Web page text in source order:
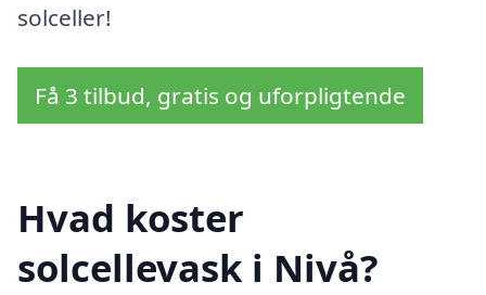
solceller!
Få 3 tilbud, gratis og uforpligtende
Hvad koster
solcellevask i Nivå?